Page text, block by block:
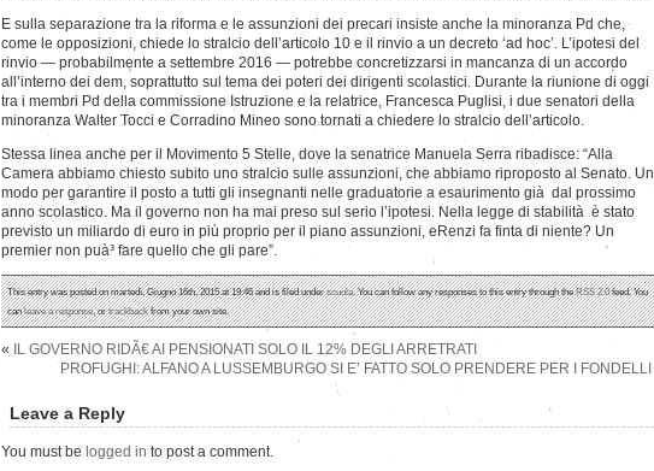
E sulla separazione tra la riforma e le assunzioni dei precari insiste anche la minoranza Pd che,
come le opposizioni, chiede lo stralcio dell’articolo 10 e il rinvio a un decreto ‘ad hoc’. L’ipotesi del
rinvio — probabilmente a settembre 2016 — potrebbe concretizzarsi in mancanza di un accordo
all’interno dei dem, soprattutto sul tema dei poteri dei dirigenti scolastici. Durante la riunione di oggi
tra i membri Pd della commissione Istruzione e la relatrice, Francesca Puglisi, i due senatori della
minoranza Walter Tocci e Corradino Mineo sono tornati a chiedere lo stralcio dell’articolo.
Stessa linea anche per il Movimento 5 Stelle, dove la senatrice Manuela Serra ribadisce: “Alla
Camera abbiamo chiesto subito uno stralcio sulle assunzioni, che abbiamo riproposto al Senato. Un
modo per garantire il posto a tutti gli insegnanti nelle graduatorie a esaurimento già dal prossimo
anno scolastico. Ma il governo non ha mai preso sul serio l’ipotesi. Nella legge di stabilità è stato
previsto un miliardo di euro in più proprio per il piano assunzioni, eRenzi fa finta di niente? Un
premier non puà³ fare quello che gli pare”.
This entry was posted on martedì, Giugno 16th, 2015 at 19:46 and is filed underscuola. You can follow any responses to this entry through theRSS 2.0feed. You
canleave a response, ortrackbackfrom your own site.
«
IL GOVERNO RIDÃ€ AI PENSIONATI SOLO IL 12% DEGLI ARRETRATI
PROFUGHI: ALFANO A LUSSEMBURGO SI E’ FATTO SOLO PRENDERE PER I FONDELLI
Leave a Reply
You must be logged in to post a comment.